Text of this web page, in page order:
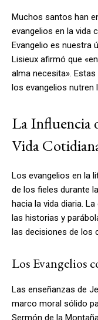
Muchos santos han
evangelios en la vida
Evangelio es nuestra
Lisieux afirmó que
alma necesita».
los evangelios nutren
La Influencia
Vida
Los evangelios en la
de los fieles durante
hacia la vida diaria.
las historias y
las decisiones de los
Los Evangelios
Las enseñanzas de
marco moral sólido
Sermón de la